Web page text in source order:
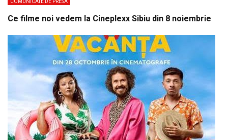
COMUNICATE DE PRESA
Ce filme noi vedem la Cineplexx Sibiu din 8 noiembrie